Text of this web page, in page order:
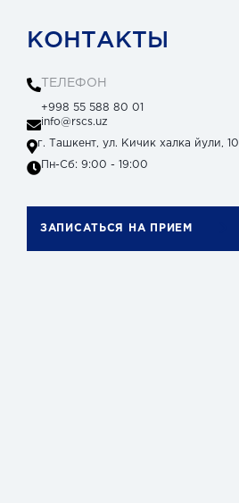
КОНТАКТЫ
ТЕЛЕФОН
+998 55 588 80 01
info@rscs.uz
г. Ташкент, ул. Кичик халка йули, 10
Пн-Сб: 9:00 - 19:00
ЗАПИСАТЬСЯ НА ПРИЕМ